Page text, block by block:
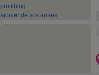
profil blog
ajouter de vos amies